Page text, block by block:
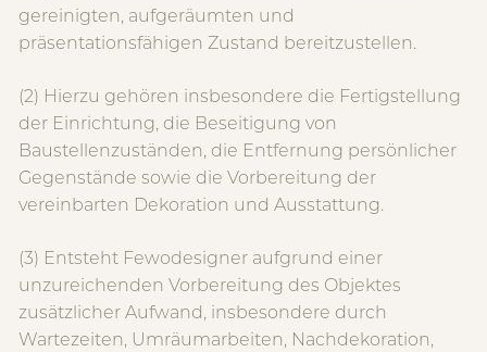
gereinigten, aufgeräumten und
präsentationsfähigen Zustand bereitzustellen.
(2) Hierzu gehören insbesondere die Fertigstellung
der Einrichtung, die Beseitigung von
Baustellenzuständen, die Entfernung persönlicher
Gegenstände sowie die Vorbereitung der
vereinbarten Dekoration und Ausstattung.
(3) Entsteht Fewodesigner aufgrund einer
unzureichenden Vorbereitung des Objektes
zusätzlicher Aufwand, insbesondere durch
Wartezeiten, Umräumarbeiten, Nachdekoration,